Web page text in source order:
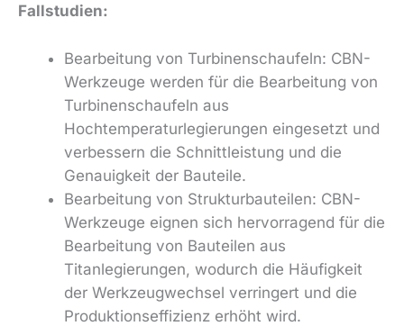
Fallstudien:
Bearbeitung von Turbinenschaufeln: CBN-
Werkzeuge werden für die Bearbeitung von
Turbinenschaufeln aus
Hochtemperaturlegierungen eingesetzt und
verbessern die Schnittleistung und die
Genauigkeit der Bauteile.
Bearbeitung von Strukturbauteilen: CBN-
Werkzeuge eignen sich hervorragend für die
Bearbeitung von Bauteilen aus
Titanlegierungen, wodurch die Häufigkeit
der Werkzeugwechsel verringert und die
Produktionseffizienz erhöht wird.